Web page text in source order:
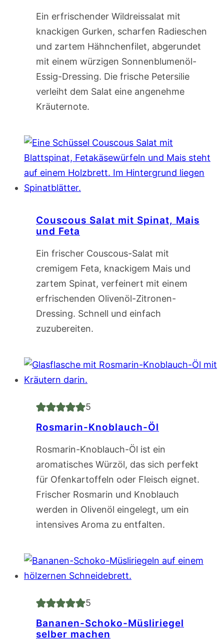
Ein erfrischender Wildreissalat mit
knackigen Gurken, scharfen Radieschen
und zartem Hähnchenfilet, abgerundet
mit einem würzigen Sonnenblumenöl-
Essig-Dressing. Die frische Petersilie
verleiht dem Salat eine angenehme
Kräuternote.
Couscous Salat mit Spinat, Mais
und Feta
Ein frischer Couscous-Salat mit
cremigem Feta, knackigem Mais und
zartem Spinat, verfeinert mit einem
erfrischenden Olivenöl-Zitronen-
Dressing. Schnell und einfach
zuzubereiten.
5
Rosmarin-Knoblauch-Öl
Rosmarin-Knoblauch-Öl ist ein
aromatisches Würzöl, das sich perfekt
für Ofenkartoffeln oder Fleisch eignet.
Frischer Rosmarin und Knoblauch
werden in Olivenöl eingelegt, um ein
intensives Aroma zu entfalten.
5
Bananen-Schoko-Müsliriegel
selber machen